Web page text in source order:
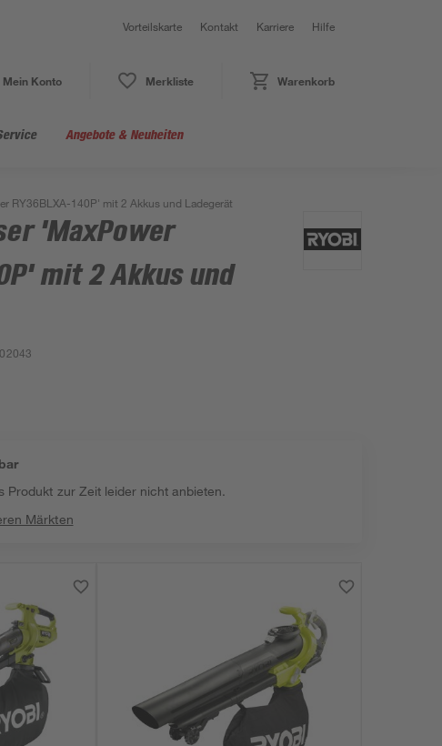
Vorteilskarte Kontakt Karriere Hilfe
Mein Konto Merkliste Warenkorb
Angebote & Neuheiten
RY36BLXA-140P' mit 2 Akkus und Ladegerät
'MaxPower
mit 2 Akkus und
Produkt zur Zeit leider nicht anbieten.
Märkten